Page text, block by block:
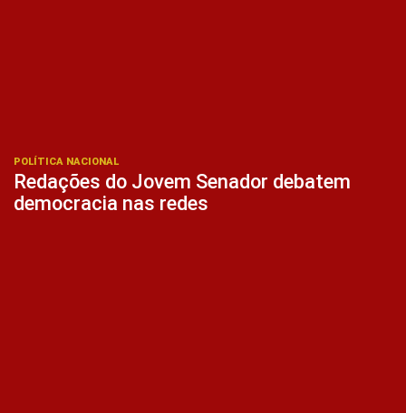
POLÍTICA NACIONAL
Redações do Jovem Senador debatem
democracia nas redes